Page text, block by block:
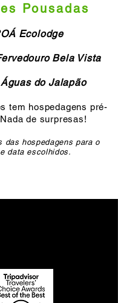
Pousadas
Ecolodge
Bela Vista
do Jalapão
tem hospedagens pré-
de surpresas!
das hospedagens para o
data escolhidos.